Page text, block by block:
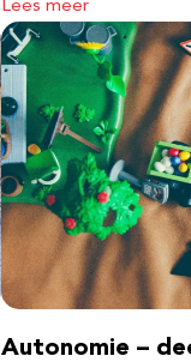
Lees meer
Autonomie –